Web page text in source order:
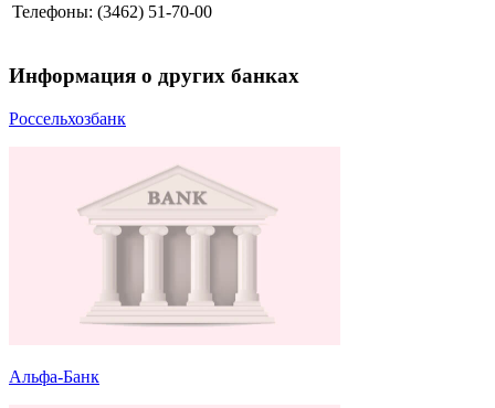
Телефоны: (3462) 51-70-00
Информация о других банках
Россельхозбанк
Альфа-Банк